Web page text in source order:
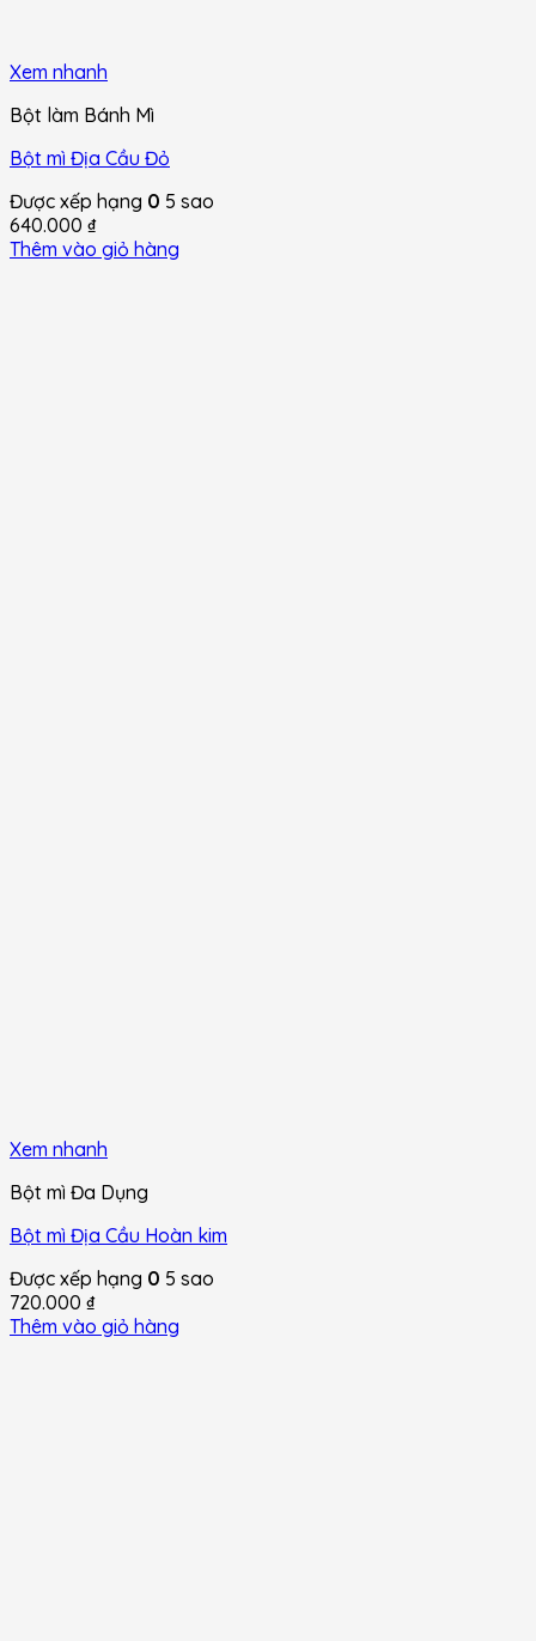
Xem nhanh
Bột làm Bánh Mì
Bột mì Địa Cầu Đỏ
Được xếp hạng 0 5 sao
640.000 ₫
Thêm vào giỏ hàng
Xem nhanh
Bột mì Đa Dụng
Bột mì Địa Cầu Hoàn kim
Được xếp hạng 0 5 sao
720.000 ₫
Thêm vào giỏ hàng